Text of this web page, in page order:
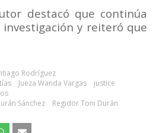
destacó que continúa
y reiteró que
Rodríguez
Jueza Wanda Vargas
justice
Sánchez
Regidor Toni Durán